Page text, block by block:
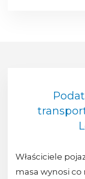
Właściciele
masa wynosi co